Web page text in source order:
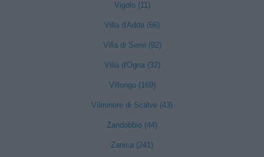
Vigolo (11)
Villa d'Adda (66)
Villa di Serio (92)
Villa d'Ogna (32)
Villongo (169)
Vilminore di Scalve (43)
Zandobbio (44)
Zanica (241)